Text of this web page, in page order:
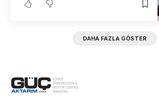
DAHA FAZLA GÖSTER